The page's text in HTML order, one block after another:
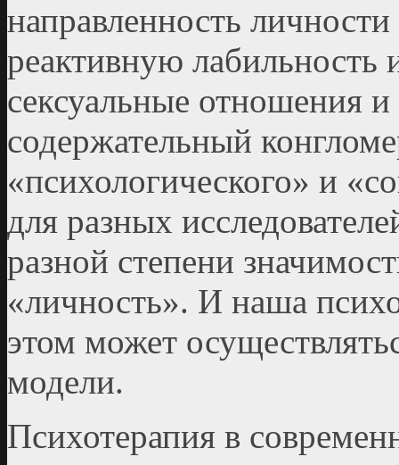
направленность
реактивную
сексуальные отношения
содержательный
«психологического» и
для разных
разной степени
«личность». И наша
этом может
модели.
Психотерапия в